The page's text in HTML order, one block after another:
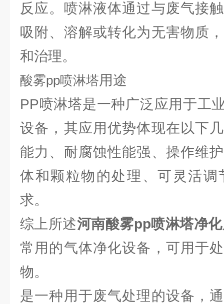
反应。喷淋液体通过与废气接
吸附、溶解或转化为无害物质
和治理。
酸雾pp喷淋塔用途
PP喷淋塔是一种广泛应用于工
设备，其应用优势体现在以下
能力、耐腐蚀性能强、操作维
体和颗粒物的处理、可灵活调
求。
综上所述河南酸雾pp喷淋塔净
常用的气体净化设备，可用于
物。
是一种用于废气处理的设备，